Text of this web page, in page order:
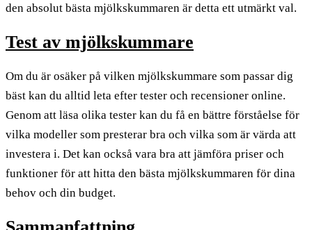
den absolut bästa mjölkskummaren är detta ett utmärkt val.
Test av mjölkskummare
Om du är osäker på vilken mjölkskummare som passar dig
bäst kan du alltid leta efter tester och recensioner online.
Genom att läsa olika tester kan du få en bättre förståelse för
vilka modeller som presterar bra och vilka som är värda att
investera i. Det kan också vara bra att jämföra priser och
funktioner för att hitta den bästa mjölkskummaren för dina
behov och din budget.